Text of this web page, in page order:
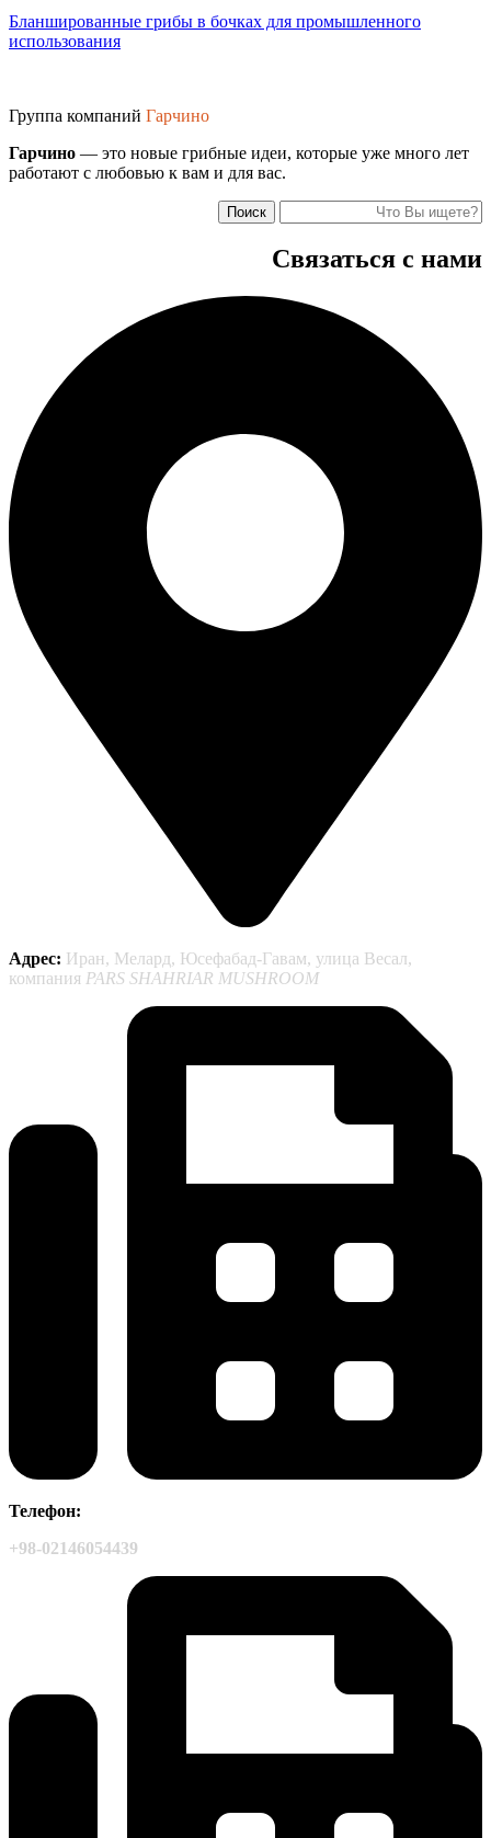
Бланшированные грибы в бочках для промышленного
использования
Группа компаний Гарчино
Гарчино — это новые грибные идеи, которые уже много лет
работают с любовью к вам и для вас.
Поиск
Связаться с нами
Адрес: Иран, Мелард, Юсефабад-Гавам, улица Весал,
компания PARS SHAHRIAR MUSHROOM
Телефон:
+98-02146054439